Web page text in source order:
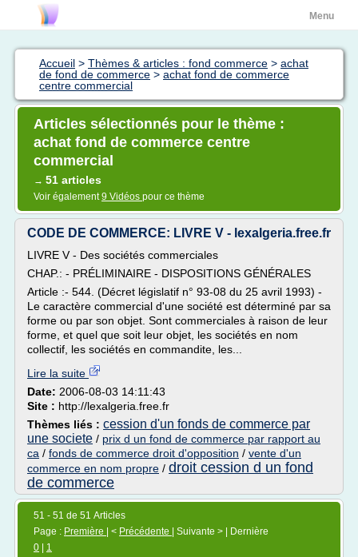
Menu
Accueil > Thèmes & articles : fond commerce > achat
de fond de commerce > achat fond de commerce
centre commercial
Articles sélectionnés pour le thème :
achat fond de commerce centre
commercial
→ 51 articles
Voir également9 Vidéos pour ce thème
CODE DE COMMERCE: LIVRE V - lexalgeria.free.fr
LIVRE V - Des sociétés commerciales
CHAP.: - PRÉLIMINAIRE - DISPOSITIONS GÉNÉRALES
Article :- 544. (Décret législatif n° 93-08 du 25 avril 1993) -
Le caractère commercial d'une société est déterminé par sa
forme ou par son objet. Sont commerciales à raison de leur
forme, et quel que soit leur objet, les sociétés en nom
collectif, les sociétés en commandite, les...
Lire la suite
Date: 2006-08-03 14:11:43
Site : http://lexalgeria.free.fr
Thèmes liés : cession d'un fonds de commerce par
une societe / prix d un fond de commerce par rapport au
ca / fonds de commerce droit d'opposition / vente d'un
commerce en nom propre / droit cession d un fond
de commerce
51 - 51 de 51 Articles
Page : Première | < Précédente
| Suivante > | Dernière
0
1